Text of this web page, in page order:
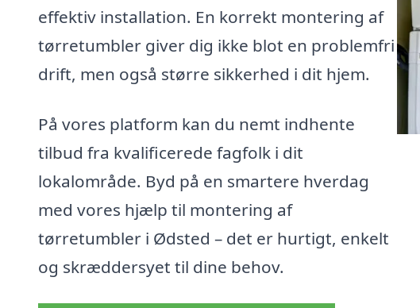
effektiv installation. En korrekt montering af
tørretumbler giver dig ikke blot en problemfri
drift, men også større sikkerhed i dit hjem.
På vores platform kan du nemt indhente
tilbud fra kvalificerede fagfolk i dit
lokalområde. Byd på en smartere hverdag
med vores hjælp til montering af
tørretumbler i Ødsted – det er hurtigt, enkelt
og skræddersyet til dine behov.